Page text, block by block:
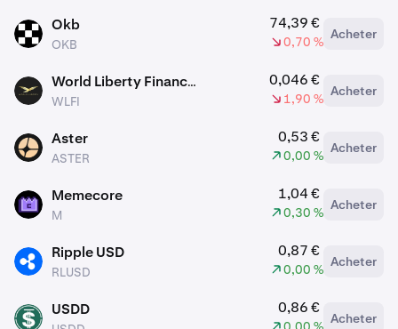
Okb
OKB
74,39 €
0,70 %
Acheter
WLFI
World Liberty Financial
WLFI
0,046 €
1,90 %
Acheter
ASTER Aster
ASTER
0,53 €
0,00 %
Acheter
M Memecore
M
1,04 €
0,30 %
Acheter
RLUSD Ripple USD
RLUSD
0,87 €
0,00 %
Acheter
USDD USDD 0,86 €
Acheter